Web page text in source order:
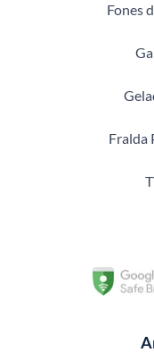
Fones
Fralda